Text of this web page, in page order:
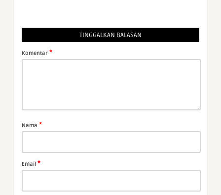
TINGGALKAN BALASAN
Komentar *
Nama *
Email *